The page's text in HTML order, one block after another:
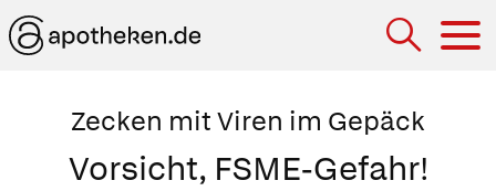
Zecken mit Viren im Gepäck
Vorsicht, FSME-Gefahr!